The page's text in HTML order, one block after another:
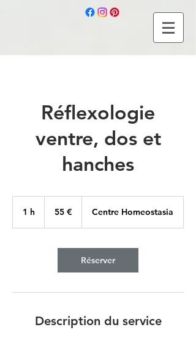
Réflexologie
ventre, dos et
hanches
1 h 55 € Centre Homeostasia
Réserver
Description du service